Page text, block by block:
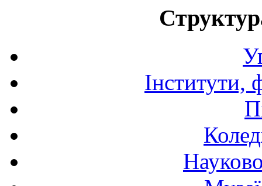
Інститути,